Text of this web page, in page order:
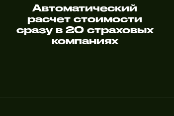
Автоматический
расчет стоимости
сразу в 20 страховых
компаниях